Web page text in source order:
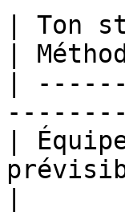
| Ton
|
|
|